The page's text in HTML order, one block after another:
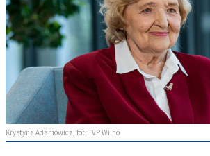
Krystyna Adamowicz, fot. TVP Wilno